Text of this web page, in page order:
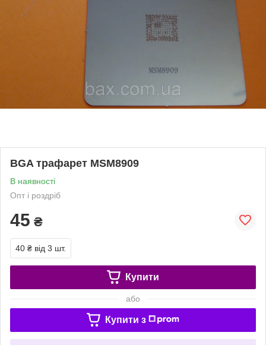
BGA трафарет MSM8909
В наявності
Опт і роздріб
45 ₴
40 ₴ від 3 шт.
Купити
або
Купити з